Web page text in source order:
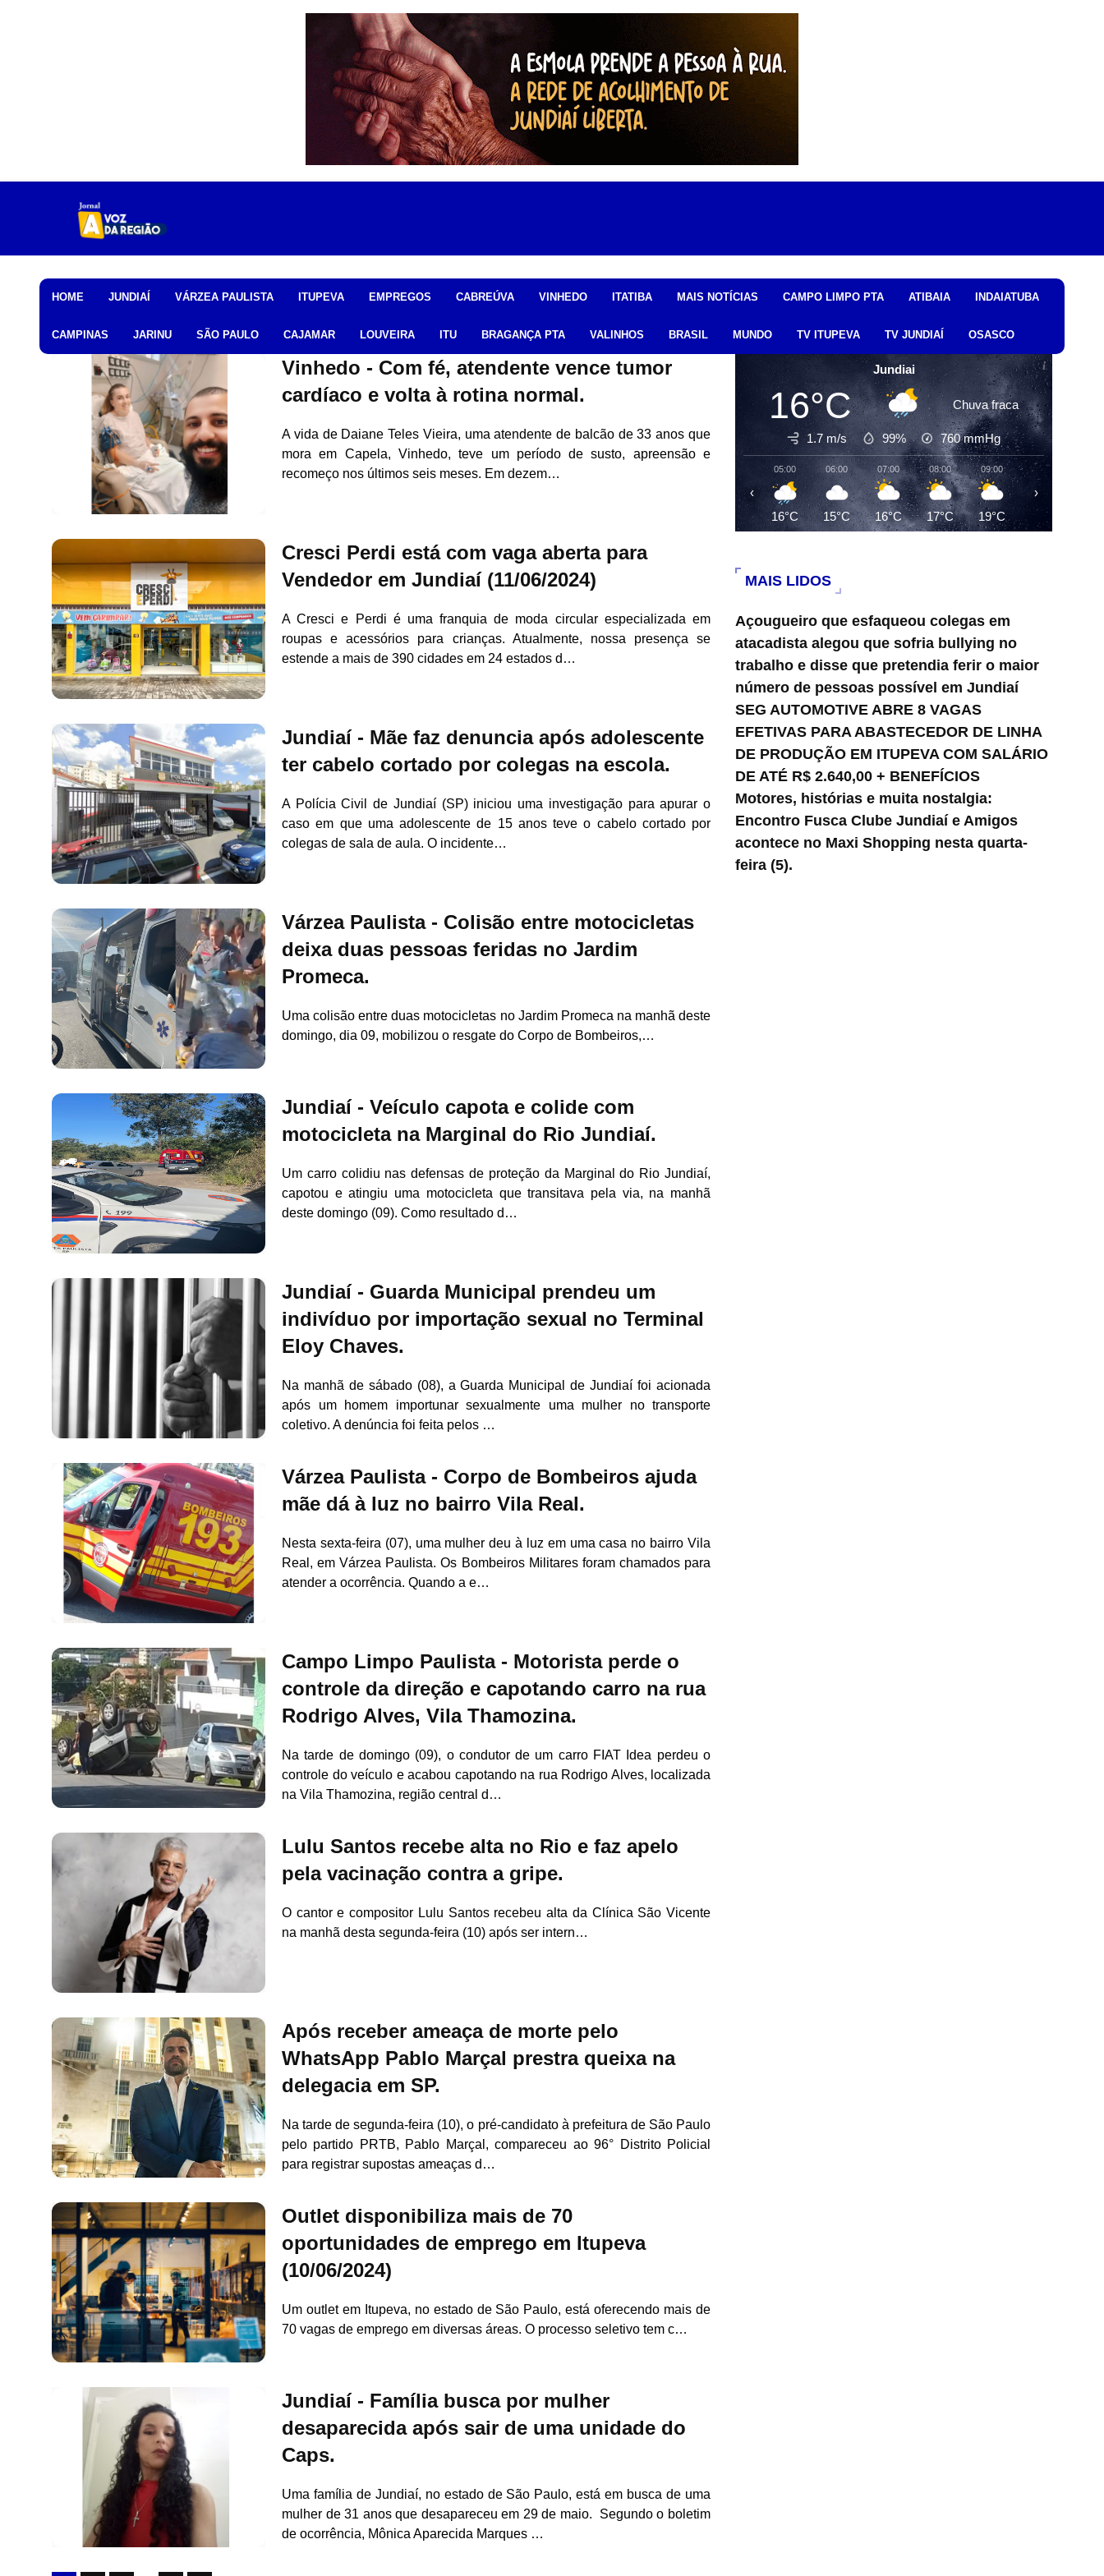
HOME JUNDIAÍ VÁRZEA PAULISTA ITUPEVA EMPREGOS CABREÚVA VINHEDO ITATIBA MAIS NOTÍCIAS CAMPO LIMPO PTA ATIBAIA INDAIATUBA
CAMPINAS JARINU SÃO PAULO CAJAMAR LOUVEIRA ITU BRAGANÇA PTA VALINHOS BRASIL MUNDO TV ITUPEVA TV JUNDIAÍ OSASCO
Vinhedo - Com fé, atendente vence tumor
cardíaco e volta à rotina normal.
A vida de Daiane Teles Vieira, uma atendente de balcão de 33 anos que
mora em Capela, Vinhedo, teve um período de susto, apreensão e
recomeço nos últimos seis meses. Em dezem…
Cresci Perdi está com vaga aberta para
Vendedor em Jundiaí (11/06/2024)
A Cresci e Perdi é uma franquia de moda circular especializada em
roupas e acessórios para crianças. Atualmente, nossa presença se
estende a mais de 390 cidades em 24 estados d…
Jundiaí - Mãe faz denuncia após adolescente
ter cabelo cortado por colegas na escola.
A Polícia Civil de Jundiaí (SP) iniciou uma investigação para apurar o
caso em que uma adolescente de 15 anos teve o cabelo cortado por
colegas de sala de aula. O incidente…
Várzea Paulista - Colisão entre motocicletas
deixa duas pessoas feridas no Jardim
Promeca.
Uma colisão entre duas motocicletas no Jardim Promeca na manhã deste
domingo, dia 09, mobilizou o resgate do Corpo de Bombeiros,…
Jundiaí - Veículo capota e colide com
motocicleta na Marginal do Rio Jundiaí.
Um carro colidiu nas defensas de proteção da Marginal do Rio Jundiaí,
capotou e atingiu uma motocicleta que transitava pela via, na manhã
deste domingo (09). Como resultado d…
Jundiaí - Guarda Municipal prendeu um
indivíduo por importação sexual no Terminal
Eloy Chaves.
Na manhã de sábado (08), a Guarda Municipal de Jundiaí foi acionada
após um homem importunar sexualmente uma mulher no transporte
coletivo. A denúncia foi feita pelos …
Várzea Paulista - Corpo de Bombeiros ajuda
mãe dá à luz no bairro Vila Real.
Nesta sexta-feira (07), uma mulher deu à luz em uma casa no bairro Vila
Real, em Várzea Paulista. Os Bombeiros Militares foram chamados para
atender a ocorrência. Quando a e…
Campo Limpo Paulista - Motorista perde o
controle da direção e capotando carro na rua
Rodrigo Alves, Vila Thamozina.
Na tarde de domingo (09), o condutor de um carro FIAT Idea perdeu o
controle do veículo e acabou capotando na rua Rodrigo Alves, localizada
na Vila Thamozina, região central d…
Lulu Santos recebe alta no Rio e faz apelo
pela vacinação contra a gripe.
O cantor e compositor Lulu Santos recebeu alta da Clínica São Vicente
na manhã desta segunda-feira (10) após ser intern…
Após receber ameaça de morte pelo
WhatsApp Pablo Marçal prestra queixa na
delegacia em SP.
Na tarde de segunda-feira (10), o pré-candidato à prefeitura de São Paulo
pelo partido PRTB, Pablo Marçal, compareceu ao 96° Distrito Policial
para registrar supostas ameaças d…
Outlet disponibiliza mais de 70
oportunidades de emprego em Itupeva
(10/06/2024)
Um outlet em Itupeva, no estado de São Paulo, está oferecendo mais de
70 vagas de emprego em diversas áreas. O processo seletivo tem c…
Jundiaí - Família busca por mulher
desaparecida após sair de uma unidade do
Caps.
Uma família de Jundiaí, no estado de São Paulo, está em busca de uma
mulher de 31 anos que desapareceu em 29 de maio. Segundo o boletim
de ocorrência, Mônica Aparecida Marques …
Jundiai
16°C Chuva fraca
1.7 m/s 99% 760mmHg
05:00
16°C
06:00
15°C
07:00
16°C
08:00
17°C
09:00
19°C
10:00
22°C
‹ ›
MAIS LIDOS
Açougueiro que esfaqueou colegas em
atacadista alegou que sofria bullying no
trabalho e disse que pretendia ferir o maior
número de pessoas possível em Jundiaí
SEG AUTOMOTIVE ABRE 8 VAGAS
EFETIVAS PARA ABASTECEDOR DE LINHA
DE PRODUÇÃO EM ITUPEVA COM SALÁRIO
DE ATÉ R$ 2.640,00 + BENEFÍCIOS
Motores, histórias e muita nostalgia:
Encontro Fusca Clube Jundiaí e Amigos
acontece no Maxi Shopping nesta quarta-
feira (5).